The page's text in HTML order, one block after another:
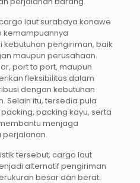
laut surabaya konawe
kemampuannya
pengiriman, baik
maupun perusahaan.
port to port, maupun
fleksibilitas dalam
dengan kebutuhan
Selain itu, tersedia pula
packing kayu, serta
menjaga
tersebut, cargo laut
alternatif pengiriman
besar dan berat.